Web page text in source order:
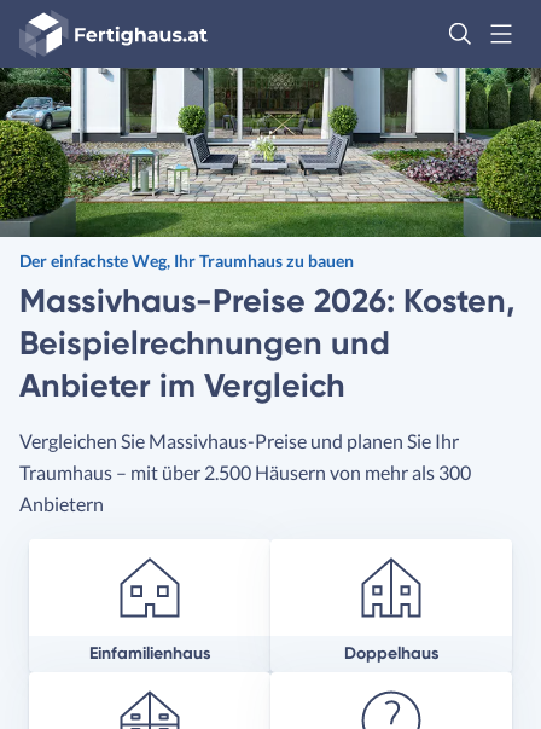
Fertighaus
Logo
Anmelden
Der einfachste Weg, Ihr Traumhaus zu bauen
Massivhaus-Preise 2026: Kosten,
Beispielrechnungen und
Anbieter im Vergleich
Vergleichen Sie Massivhaus-Preise und planen Sie Ihr
Traumhaus – mit über 2.500 Häusern von mehr als 300
Anbietern
Einfamilienhaus Doppelhaus